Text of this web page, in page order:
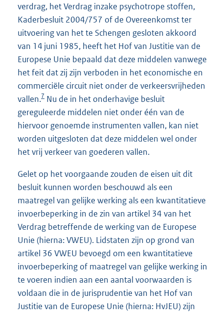
verdrag, het Verdrag inzake psychotrope stoffen,
Kaderbesluit 2004/757 of de Overeenkomst ter
uitvoering van het te Schengen gesloten akkoord
van 14 juni 1985, heeft het Hof van Justitie van de
Europese Unie bepaald dat deze middelen vanwege
het feit dat zij zijn verboden in het economische en
commerciële circuit niet onder de verkeersvrijheden
vallen.7 Nu de in het onderhavige besluit
gereguleerde middelen niet onder één van de
hiervoor genoemde instrumenten vallen, kan niet
worden uitgesloten dat deze middelen wel onder
het vrij verkeer van goederen vallen.
Gelet op het voorgaande zouden de eisen uit dit
besluit kunnen worden beschouwd als een
maatregel van gelijke werking als een kwantitatieve
invoerbeperking in de zin van artikel 34 van het
Verdrag betreffende de werking van de Europese
Unie (hierna: VWEU). Lidstaten zijn op grond van
artikel 36 VWEU bevoegd om een kwantitatieve
invoerbeperking of maatregel van gelijke werking in
te voeren indien aan een aantal voorwaarden is
voldaan die in de jurisprudentie van het Hof van
Justitie van de Europese Unie (hierna: HvJEU) zijn